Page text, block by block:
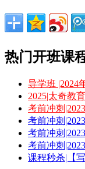
热门开班课
导学班 |2024
2025|太奇教
考前冲刺
考前冲刺
考前冲刺
考前冲刺
课程秒杀|【